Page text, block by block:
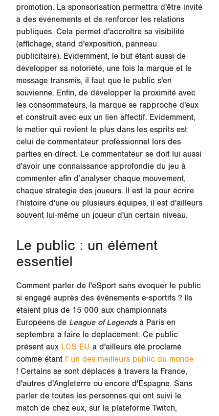
promotion. La sponsorisation permettra d'être invité
à des événements et de renforcer les relations
publiques. Cela permet d'accroître sa visibilité
(affichage, stand d'exposition, panneau
publicitaire). Evidemment, le but étant aussi de
développer sa notoriété, une fois la marque et le
message transmis, il faut que le public s'en
souvienne. Enfin, de développer la proximité avec
les consommateurs, la marque se rapproche d'eux
et construit avec eux un lien affectif. Evidemment,
le métier qui revient le plus dans les esprits est
celui de commentateurprofessionnel lors des
parties en direct. Le commentateur se doit lui aussi
d'avoir une connaissance approfondie du jeu à
commenter afin d’analyser chaque mouvement,
chaque stratégie des joueurs. Il est là pour écrire
l’histoire d'une ou plusieurs équipes, il est d'ailleurs
souvent lui-même un joueur d'un certain niveau.
Le public : un élément
essentiel
Comment parler de l'eSport sans évoquer le public
si engagé auprès des événements e-sportifs ? Ils
étaient plus de 15 000 aux championnats
Européens de League of Legendsà Paris en
septembre à faire le déplacement. Ce public
présent aux LCS EU a d'ailleurs été proclamé
comme étant l' un des meilleurs public du monde
! Certains se sont déplacés à travers la France,
d'autres d'Angleterre ou encore d'Espagne. Sans
parler de toutes les personnes qui ont suivi le
match de chez eux, sur la plateforme Twitch,